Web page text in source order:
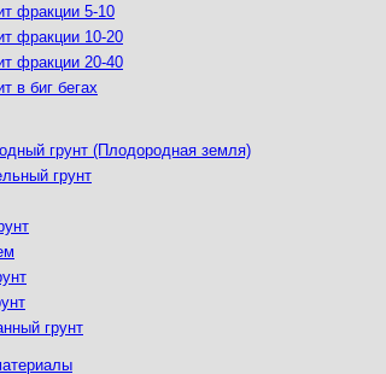
фракции 5-10
фракции 10-20
фракции 20-40
в биг бегах
грунт (Плодородная земля)
грунт
грунт